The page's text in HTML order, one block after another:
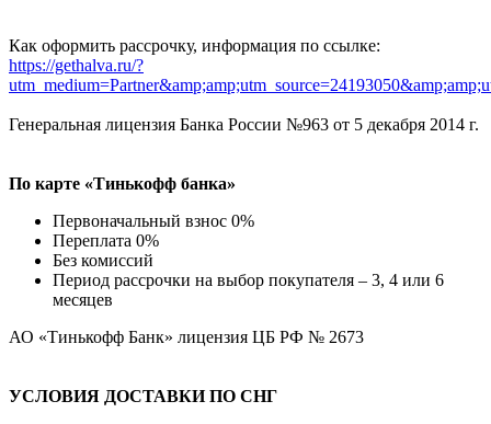
Как оформить рассрочку, информация по ссылке:
https://gethalva.ru/?
Генеральная лицензия Банка России №963 от 5 декабря 2014 г.
По карте «Тинькофф банка»
Первоначальный взнос 0%
Переплата 0%
Без комиссий
Период рассрочки на выбор покупателя – 3, 4 или 6
месяцев
АО «Тинькофф Банк» лицензия ЦБ РФ № 2673
УСЛОВИЯ ДОСТАВКИ ПО СНГ